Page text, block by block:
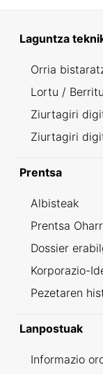
Laguntza
Orria
Lortu /
Ziurtagiri
Ziurtagiri
Prentsa
Albisteak
Prentsa
Dossier
Korporazio-
Pezetaren
Lanpostuak
Informazio